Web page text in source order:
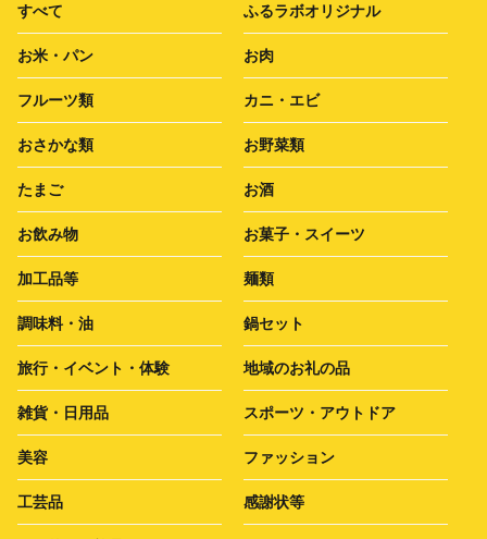
すべて ふるラボオリジナル
お米・パン お肉
フルーツ類 カニ・エビ
おさかな類 お野菜類
たまご お酒
お飲み物 お菓子・スイーツ
加工品等 麺類
調味料・油 鍋セット
旅行・イベント・体験 地域のお礼の品
雑貨・日用品 スポーツ・アウトドア
美容 ファッション
工芸品 感謝状等